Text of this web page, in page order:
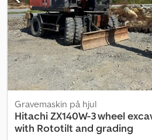
Gravemaskin på hjul
HitachiZX140W-3 wheel
with Rototilt and grading